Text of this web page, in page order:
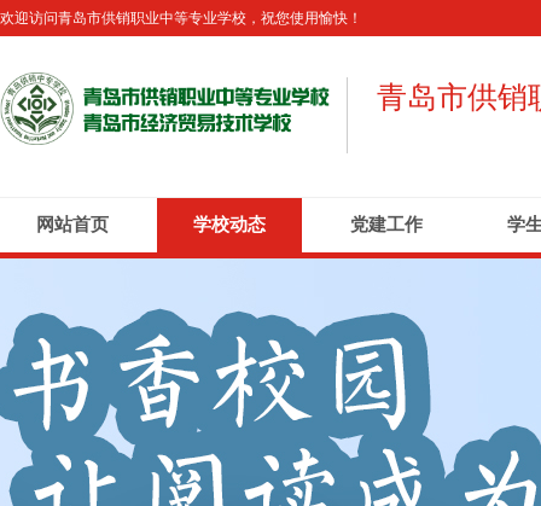
欢迎访问青岛市供销职业中等专业学校，祝您使用愉快！
青岛市供销
网站首页 学校动态 党建工作 学